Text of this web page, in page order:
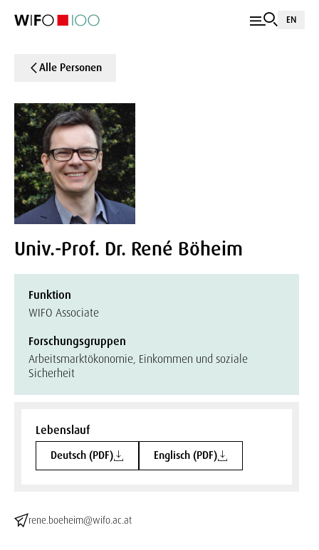
EN
Alle Personen
Univ.-Prof. Dr. René Böheim
Funktion
WIFO Associate
Forschungsgruppen
Arbeitsmarktökonomie, Einkommen und soziale
Sicherheit
Lebenslauf
Deutsch (PDF) Englisch (PDF)
rene.boeheim@wifo.ac.at